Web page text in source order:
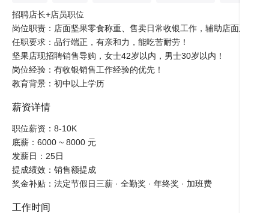
招聘店长+店员职位
岗位职责：店面坚果零食称重、售卖日常收银工作，辅助店面卫生打
任职要求：品行端正，有亲和力，能吃苦耐劳！
坚果店现招聘销售导购，女士42岁以内，男士30岁以内！
岗位经验：有收银销售工作经验的优先！
教育背景：初中以上学历
薪资详情
职位薪资：8-10K
底薪：6000 ~ 8000 元
发薪日：25日
提成绩效：销售额提成
奖金补贴：法定节假日三薪 · 全勤奖 · 年终奖 · 加班费
工作时间